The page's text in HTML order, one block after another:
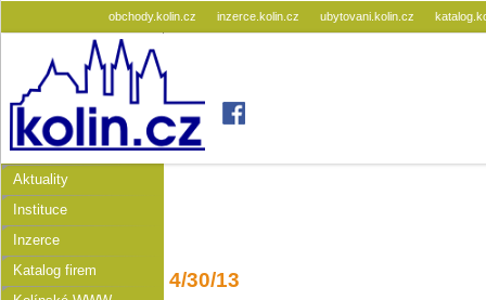
obchody.kolin.cz inzerce.kolin.cz ubytovani.kolin.cz
Aktuality
Instituce
Inzerce
Katalog firem
4/30/13